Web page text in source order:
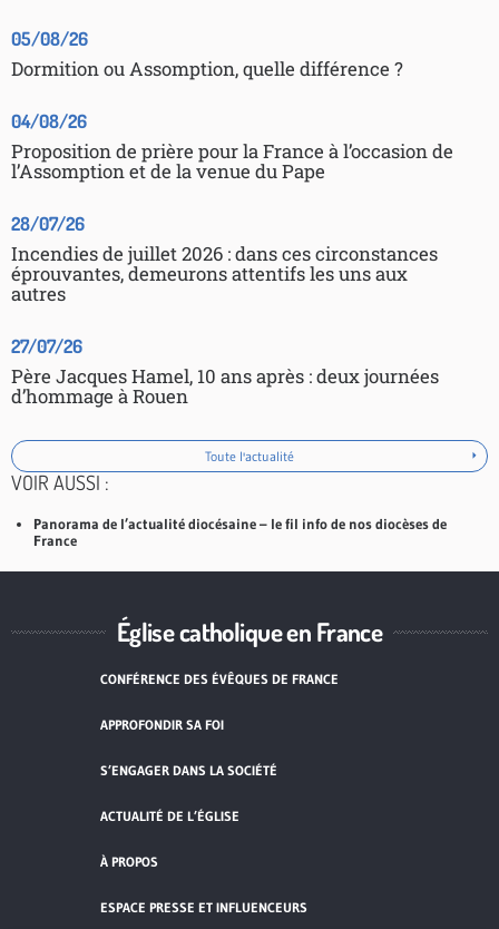
05/08/26
Dormition ou Assomption, quelle différence ?
04/08/26
Proposition de prière pour la France à l’occasion de
l’Assomption et de la venue du Pape
28/07/26
Incendies de juillet 2026 : dans ces circonstances
éprouvantes, demeurons attentifs les uns aux
autres
27/07/26
Père Jacques Hamel, 10 ans après : deux journées
d’hommage à Rouen
Toute l'actualité
VOIR AUSSI :
Panorama de l’actualité diocésaine – le fil info de nos diocèses de
France
Église catholique en France
CONFÉRENCE DES ÉVÊQUES DE FRANCE
APPROFONDIR SA FOI
S’ENGAGER DANS LA SOCIÉTÉ
ACTUALITÉ DE L’ÉGLISE
À PROPOS
ESPACE PRESSE ET INFLUENCEURS